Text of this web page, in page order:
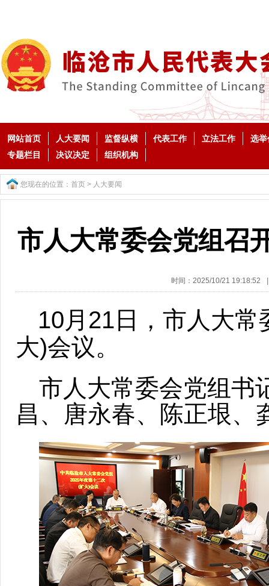
网站首页 人大要闻 监督纵横 代表工作 立法工作
选举
专题栏目
决议决定 组织机构
您现在的位置： 首页 > 人大要闻
市人大常委会党组召
时间：2025/10/21 19:18:52
10月21日，市人大
大)会议。
市人大常委会党组书
昌、唐永春、陈正垠、